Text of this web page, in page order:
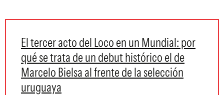
El tercer acto del Loco en un Mundial: por
qué se trata de un debut histórico el de
Marcelo Bielsa al frente de la selección
uruguaya